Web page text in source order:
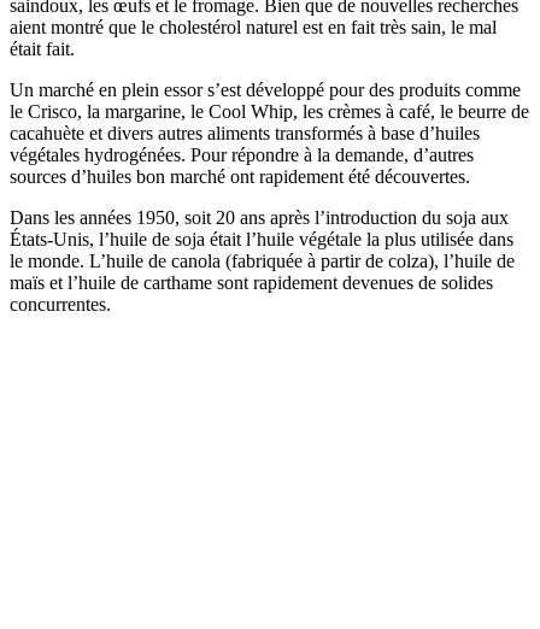
saindoux, les œufs et le fromage. Bien que de nouvelles recherches
aient montré que le cholestérol naturel est en fait très sain, le mal
était fait.
Un marché en plein essor s’est développé pour des produits comme
le Crisco, la margarine, le Cool Whip, les crèmes à café, le beurre de
cacahuète et divers autres aliments transformés à base d’huiles
végétales hydrogénées. Pour répondre à la demande, d’autres
sources d’huiles bon marché ont rapidement été découvertes.
Dans les années 1950, soit 20 ans après l’introduction du soja aux
États-Unis, l’huile de soja était l’huile végétale la plus utilisée dans
le monde. L’huile de canola (fabriquée à partir de colza), l’huile de
maïs et l’huile de carthame sont rapidement devenues de solides
concurrentes.